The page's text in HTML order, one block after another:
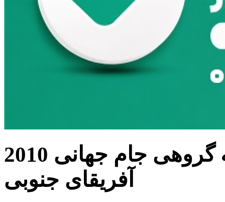
بازی کامرون و هلند در مرحله گروهی جام جهانی 2010
آفریقای جنوبی